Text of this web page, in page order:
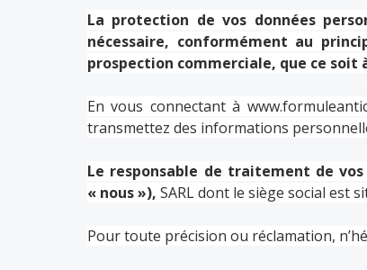
La protection de vos données
nécessaire, conformément au
prospection commerciale, que ce
En vous connectant à
transmettez des informations
Le responsable de traitement de vos
« nous »), SARL dont le siège social est
Pour toute précision ou réclamation,